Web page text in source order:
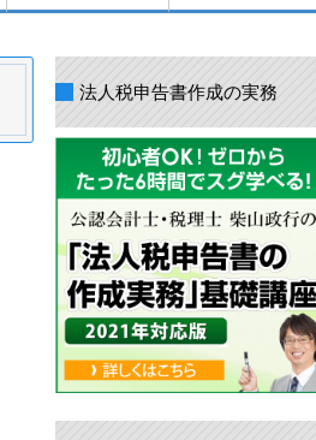
法人税申告書作成の実務